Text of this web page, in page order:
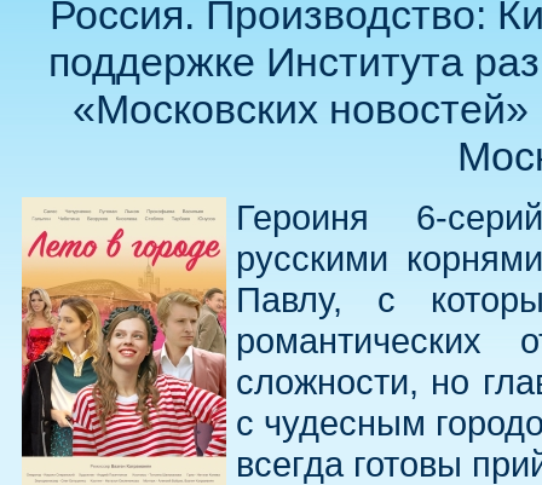
Россия. Производство:
поддержке Института
«Московских
Героиня 6-
русскими
Павлу, с
романтических
сложности, но
с чудесным
всегда готовы